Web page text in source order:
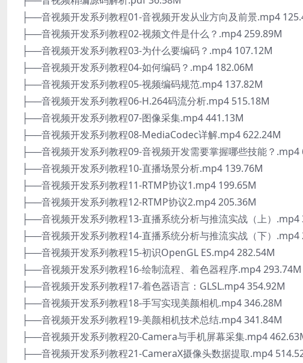
├──音视频开发系列教程01-音视频开发从业方向及前景.mp4
├──音视频开发系列教程02-视频文件是什么？.mp4 259.89M
├──音视频开发系列教程03-为什么要编码？.mp4 107.12M
├──音视频开发系列教程04-如何编码？.mp4 182.06M
├──音视频开发系列教程05-视频编码规范.mp4 137.82M
├──音视频开发系列教程06-H.264码流分析.mp4 515.18M
├──音视频开发系列教程07-图像采集.mp4 441.13M
├──音视频开发系列教程08-MediaCodec详解.mp4 622.24M
├──音视频开发系列教程09-音视频开发需要掌握哪些技能？.mp4
├──音视频开发系列教程10-直播场景分析.mp4 139.76M
├──音视频开发系列教程11-RTMP协议1.mp4 199.65M
├──音视频开发系列教程12-RTMP协议2.mp4 205.36M
├──音视频开发系列教程13-直播系统分析与推流实战（上）.mp4
├──音视频开发系列教程14-直播系统分析与推流实战（下）.mp4
├──音视频开发系列教程15-初识OpenGL ES.mp4 282.54M
├──音视频开发系列教程16-绘制流程、着色器程序.mp4 293.74M
├──音视频开发系列教程17-着色器语言：GLSL.mp4 354.92M
├──音视频开发系列教程18-手写实现美颜相机.mp4 346.28M
├──音视频开发系列教程19-美颜相机技术总结.mp4 341.84M
├──音视频开发系列教程20-Camera与手机屏幕采集.mp4
├──音视频开发系列教程21-CameraX摄像头数据提取.mp4